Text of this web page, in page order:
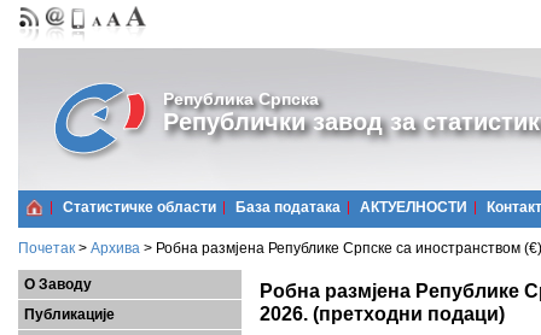
Република Српска
Републички завод за
Статистичке области Базa података АКТУЕЛНОСТИ Контакт
Почетак > Архива > Робна размјена Републике Српске са иностранством
О Заводу
Публикације
Робна размјена Републике
2026. (претходни подаци)